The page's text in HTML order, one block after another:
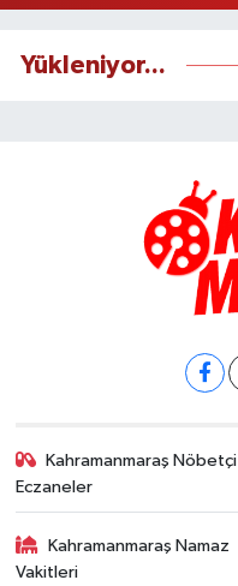
Yükleniyor...
Kahramanmaraş Nöbetçi
Eczaneler
Kahramanmaraş Namaz
Vakitleri